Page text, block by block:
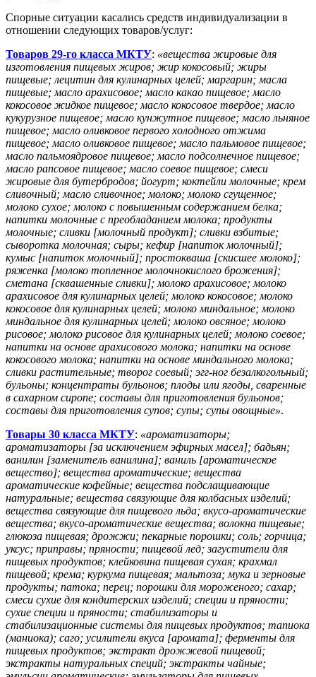
Спорные ситуации касались средств индивидуализации в
отношении следующих товаров/услуг:
Товаров 29-го класса МКТУ: «вещества жировые для
изготовления пищевых жиров; жир кокосовый; жиры
пищевые; лецитин для кулинарных целей; маргарин; масла
пищевые; масло арахисовое; масло какао пищевое; масло
кокосовое жидкое пищевое; масло кокосовое твердое; масло
кукурузное пищевое; масло кунжутное пищевое; масло льняное
пищевое; масло оливковое первого холодного отжима
пищевое; масло оливковое пищевое; масло пальмовое пищевое;
масло пальмоядровое пищевое; масло подсолнечное пищевое;
масло рапсовое пищевое; масло соевое пищевое; смеси
жировые для бутербродов; йогурт; коктейли молочные; крем
сливочный; масло сливочное; молоко; молоко сгущенное;
молоко сухое; молоко с повышенным содержанием белка;
напитки молочные с преобладанием молока; продукты
молочные; сливки [молочный продукт]; сливки взбитые;
сыворотка молочная; сыры; кефир [напиток молочный];
кумыс [напиток молочный]; простокваша [скисшее молоко];
ряженка [молоко топленное молочнокислого брожения];
сметана [сквашенные сливки]; молоко арахисовое; молоко
арахисовое для кулинарных целей; молоко кокосовое; молоко
кокосовое для кулинарных целей; молоко миндальное; молоко
миндальное для кулинарных целей; молоко овсяное; молоко
рисовое; молоко рисовое для кулинарных целей; молоко соевое;
напитки на основе арахисового молока; напитки на основе
кокосового молока; напитки на основе миндального молока;
сливки растительные; творог соевый; эгг-ног безалкогольный;
бульоны; концентраты бульонов; плоды или ягоды, сваренные
в сахарном сиропе; составы для приготовления бульонов;
составы для приготовления супов; супы; супы овощные».
Товары 30 класса МКТУ: «ароматизаторы;
ароматизаторы [за исключением эфирных масел]; бадьян;
ванилин [заменитель ванилина]; ваниль [ароматическое
вещество]; вещества ароматические; вещества
ароматические кофейные; вещества подслащивающие
натуральные; вещества связующие для колбасных изделий;
вещества связующие для пищевого льда; вкусо-ароматические
вещества; вкусо-ароматические вещества; волокна пищевые;
глюкоза пищевая; дрожжи; пекарные порошки; соль; горчица;
уксус; приправы; пряности; пищевой лед; загустители для
пищевых продуктов; клейковина пищевая сухая; крахмал
пищевой; крема; куркума пищевая; мальтоза; мука и зерновые
продукты; патока; перец; порошки для мороженого; сахар;
смеси сухие для кондитерских изделий; специи и пряности;
сухие специи и пряности; стабилизаторы и
стабилизационные системы для пищевых продуктов; тапиока
(маниока); саго; усилители вкуса [аромата]; ферменты для
пищевых продуктов; экстракт дрожжевой пищевой;
экстракты натуральных специй; экстракты чайные;